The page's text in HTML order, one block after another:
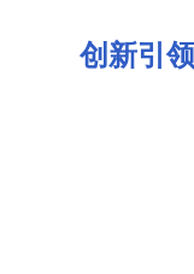
创新引